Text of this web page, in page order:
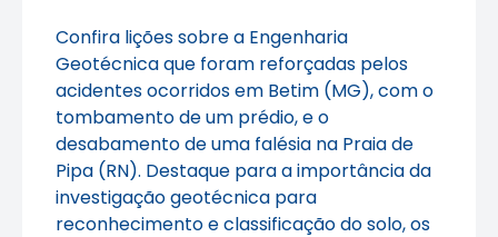
Confira lições sobre a Engenharia
Geotécnica que foram reforçadas pelos
acidentes ocorridos em Betim (MG), com o
tombamento de um prédio, e o
desabamento de uma falésia na Praia de
Pipa (RN). Destaque para a importância da
investigação geotécnica para
reconhecimento e classificação do solo, os